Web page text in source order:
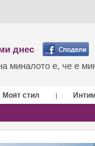
днес
миналото е, че е
Моят стил |